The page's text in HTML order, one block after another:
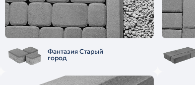
Фантазия Старый
город